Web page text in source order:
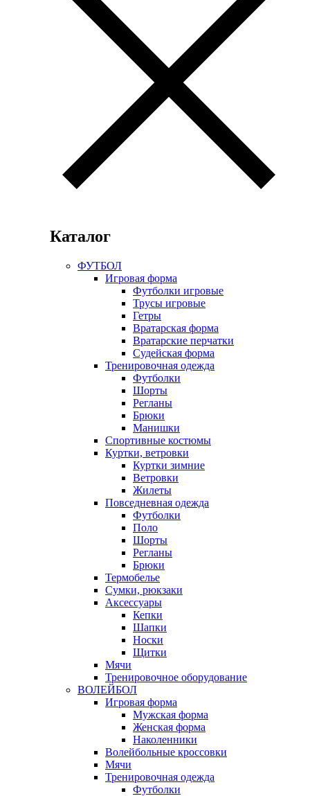
Каталог
ФУТБОЛ
Игровая форма
Футболки игровые
Трусы игровые
Гетры
Вратарская форма
Вратарские перчатки
Судейская форма
Тренировочная одежда
Футболки
Шорты
Регланы
Брюки
Манишки
Спортивные костюмы
Куртки, ветровки
Куртки зимние
Ветровки
Жилеты
Повседневная одежда
Футболки
Поло
Шорты
Регланы
Брюки
Термобелье
Сумки, рюкзаки
Аксессуары
Кепки
Шапки
Носки
Щитки
Мячи
Тренировочное оборудование
ВОЛЕЙБОЛ
Игровая форма
Мужская форма
Женская форма
Наколенники
Волейбольные кроссовки
Мячи
Тренировочная одежда
Футболки